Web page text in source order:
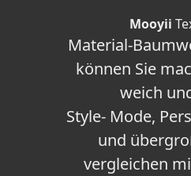
Mooyii
Material-
können Sie
weich
Style- Mode,
und
vergleichen